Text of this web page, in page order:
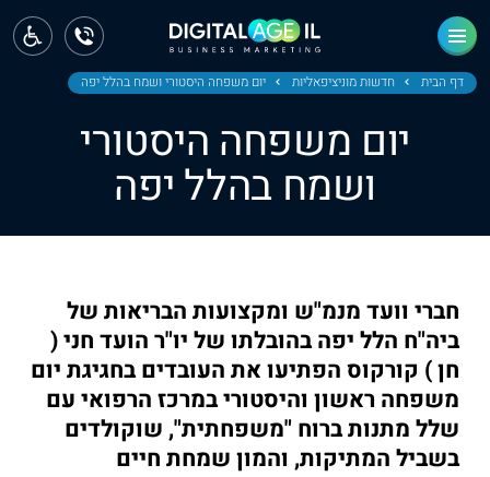
דף הבית חדשות מוניציפאליות יום משפחה היסטורי ושמח בהלל יפה
יום משפחה היסטורי
ושמח בהלל יפה
חברי וועד מנמ"ש ומקצועות הבריאות של
ביה"ח הלל יפה בהובלתו של יו"ר הועד חני (
חן ) קורקוס הפתיעו את העובדים בחגיגת יום
משפחה ראשון והיסטורי במרכז הרפואי עם
שלל מתנות ברוח "משפחתית", שוקולדים
בשביל המתיקות, והמון שמחת חיים
ראשי
חדשות
מחוז צפון
מחוז חיפה
מחוז מרכז
ירושלים
תל אביב